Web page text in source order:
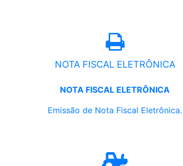
NOTA FISCAL ELETRÔNICA
NOTA FISCAL ELETRÔNICA
Emissão de Nota Fiscal Eletrônica.